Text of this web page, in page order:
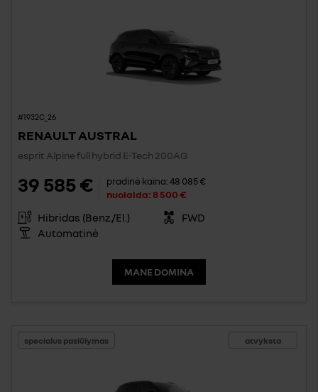
#1932C_26
RENAULT AUSTRAL
esprit Alpine full hybrid E-Tech 200AG
39 585 € pradinė kaina:48 085 €
nuolaida:8 500 €
Hibridas (Benz./El.)
FWD
Automatinė
MANE DOMINA
atvyksta
specialus pasiūlymas